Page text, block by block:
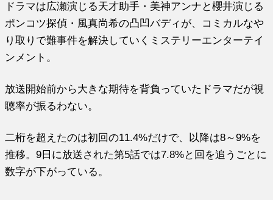
ドラマは広瀬演じる天才助手・美神アンナと櫻井演じる
ポンコツ探偵・風真尚希の凸凹バディが、コミカルなや
り取りで難事件を解決していくミステリーエンターテイ
ンメント。
放送開始前から大きな期待を背負っていたドラマだが視
聴率が振るわない。
二桁を超えたのは初回の11.4%だけで、以降は8～9%を
推移。9日に放送された第5話では7.8%と回を追うごとに
数字が下がっている。